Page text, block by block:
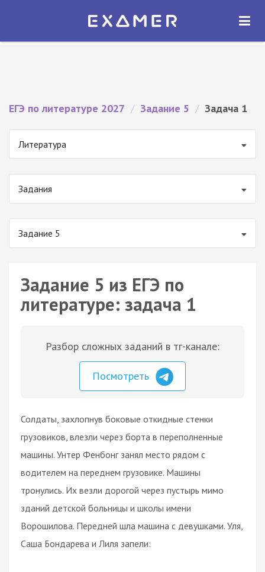
Экзамер — ЕГЭ 2027
ОТКРЫТЬ
ЕГЭ по литературе 2027 / Задание 5 / Задача 1
Литература
Задания
Задание 5
Задание 5 из ЕГЭ по
литературе: задача 1
Разбор сложных заданий в тг-канале:
Посмотреть
Солдаты, захлопнув боковые откидные стенки
грузовиков, влезли через борта в переполненные
машины. Унтер Фенбонг занял место рядом с
водителем на переднем грузовике. Машины
тронулись. Их везли дорогой через пустырь мимо
зданий детской больницы и школы имени
Ворошилова. Передней шла машина с девушками. Уля,
Саша Бондарева и Лиля запели: